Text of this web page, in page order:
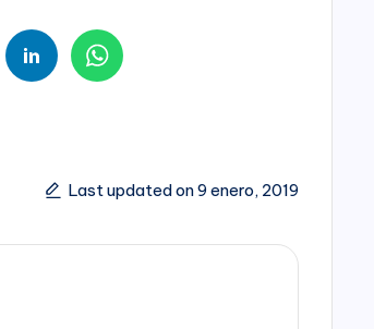
Last updated on 9 enero, 2019